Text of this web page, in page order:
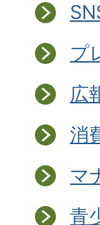
プ
広
消
マ
青